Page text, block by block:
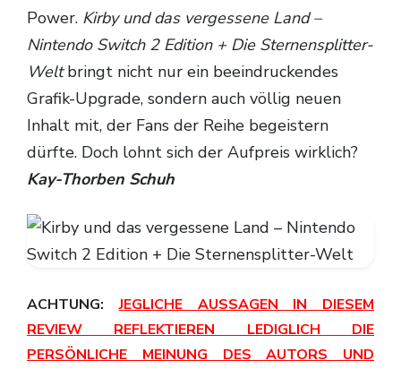
Power. Kirby und das vergessene Land –
Nintendo Switch 2 Edition + Die Sternensplitter-
Weltbringt nicht nur ein beeindruckendes
Grafik-Upgrade, sondern auch völlig neuen
Inhalt mit, der Fans der Reihe begeistern
dürfte. Doch lohnt sich der Aufpreis wirklich?
Kay-Thorben Schuh
ACHTUNG:JEGLICHE AUSSAGEN IN DIESEM
REVIEW REFLEKTIEREN LEDIGLICH DIE
PERSÖNLICHE MEINUNG DES AUTORS UND